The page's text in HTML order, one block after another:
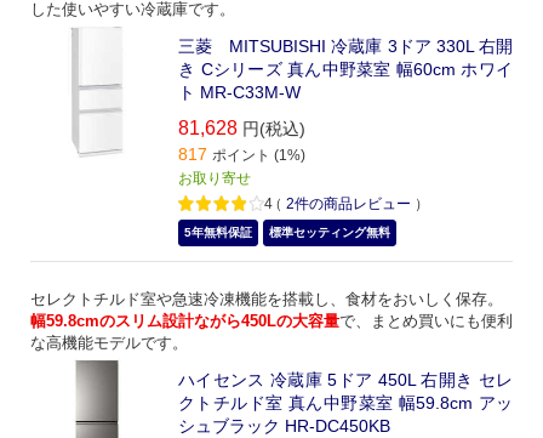
した使いやすい冷蔵庫です。
三菱 MITSUBISHI 冷蔵庫 3ドア 330L 右開
き Cシリーズ 真ん中野菜室 幅60cm ホワイ
ト MR-C33M-W
81,628 円(税込)
817 ポイント (1%)
お取り寄せ
4（ 2件の商品レビュー ）
5年無料保証 標準セッティング無料
セレクトチルド室や急速冷凍機能を搭載し、食材をおいしく保存。
幅59.8cmのスリム設計ながら450Lの大容量で、まとめ買いにも便利
な高機能モデルです。
ハイセンス 冷蔵庫 5ドア 450L 右開き セレ
クトチルド室 真ん中野菜室 幅59.8cm アッ
シュブラック HR-DC450KB